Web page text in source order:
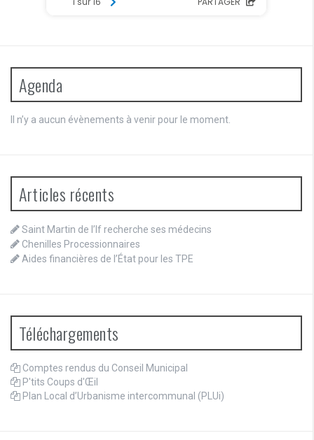
Agenda
Il n’y a aucun évènements à venir pour le moment.
Articles récents
Saint Martin de l’If recherche ses médecins
Chenilles Processionnaires
Aides financières de l’État pour les TPE
Téléchargements
Comptes rendus du Conseil Municipal
P'tits Coups d'Œil
Plan Local d’Urbanisme intercommunal (PLUi)